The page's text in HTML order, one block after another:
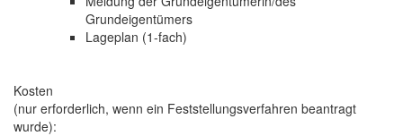
Grundeigentümers
Lageplan (1-fach)
Kosten
(nur erforderlich, wenn ein Feststellungsverfahren beantragt
wurde):